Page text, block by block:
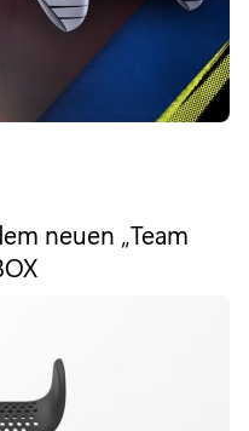
neuen „Team